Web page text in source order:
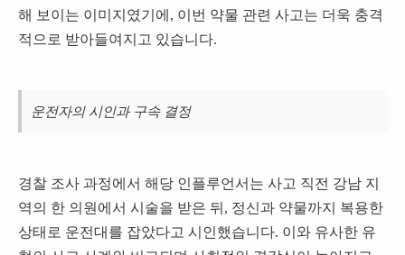
해 보이는 이미지였기에, 이번 약물 관련 사고는 더욱 충격
적으로 받아들여지고 있습니다.
운전자의 시인과 구속 결정
경찰 조사 과정에서 해당 인플루언서는 사고 직전 강남 지
역의 한 의원에서 시술을 받은 뒤, 정신과 약물까지 복용한
상태로 운전대를 잡았다고 시인했습니다. 이와 유사한 유